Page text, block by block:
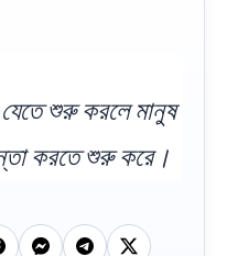
যেতে শুরু করলে মানুষ
করতে শুরু করে।